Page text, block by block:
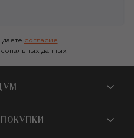
согласие
данных